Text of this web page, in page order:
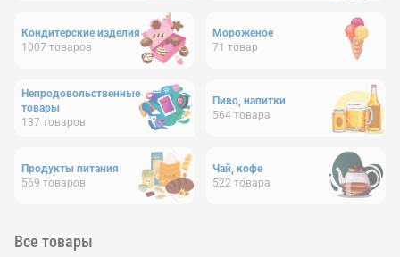
Кондитерские изделия
1007 товаров
Мороженое
71 товар
Непродовольственные
товары
137 товаров
Пиво, напитки
564 товара
Продукты питания
569 товаров
Чай, кофе
522 товара
Все товары